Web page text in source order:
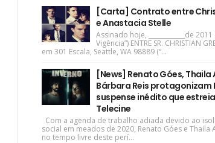
[Carta] Contrato entre
e Anastacia Stelle
Assinado hoje, ____________de
Vigência”) ENTRE SR. CHRISTIAN
em 301 Escala, Seattle, WA 98889 (“...
[News] Renato Góes, Thaila
Bárbara Reis protagonizam
suspense inédito que
Telecine
Com a agenda de trabalho adiada devido ao
social em meados de 2020, Renato Góes e Thaila
no tempo livre deste perí...